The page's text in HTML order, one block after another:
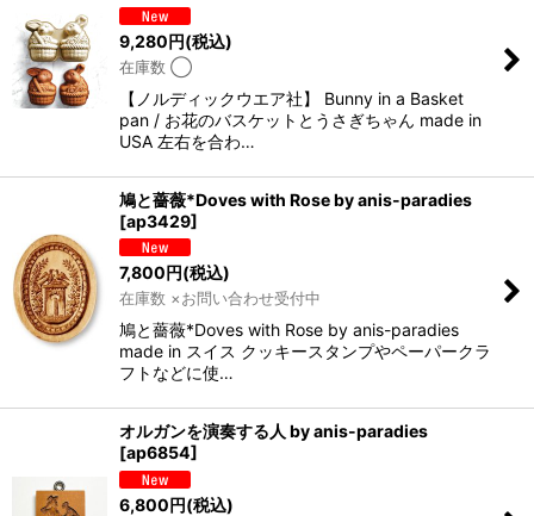
9,280円(税込)
在庫数 ◯
【ノルディックウエア社】 Bunny in a Basket
pan / お花のバスケットとうさぎちゃん made in
USA 左右を合わ…
鳩と薔薇*Doves with Rose by anis-paradies
[ap3429]
7,800円(税込)
在庫数 ×お問い合わせ受付中
鳩と薔薇*Doves with Rose by anis-paradies
made in スイス クッキースタンプやペーパークラ
フトなどに使…
オルガンを演奏する人 by anis-paradies
[ap6854]
6,800円(税込)